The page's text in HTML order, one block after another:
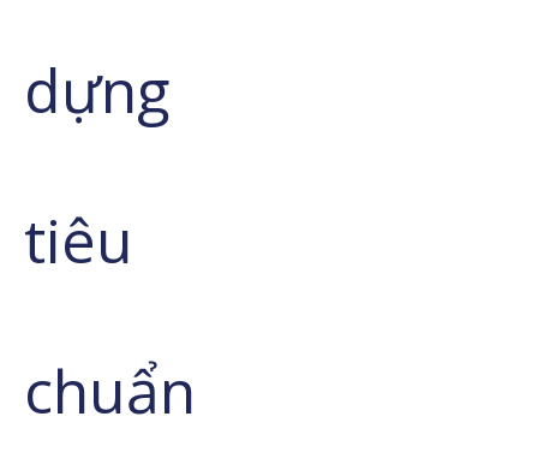
dựng
tiêu
chuẩn